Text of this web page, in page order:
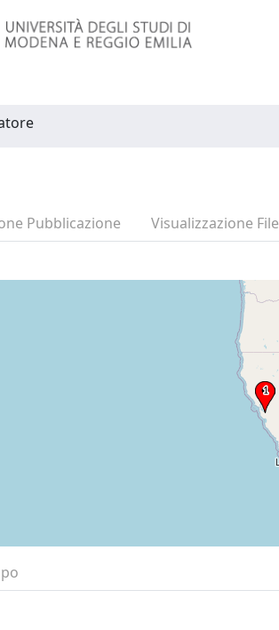
Pubblicazione Visualizzazione File